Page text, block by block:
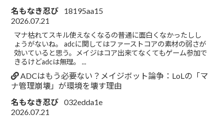
名もなき忍び
18195aa15
2026.07.21
マナ枯れてスキル使えなくなるの普通に面白くなかったしし
ょうがないね。 adcに関してはファーストコアの素材の弱さが
効いていると思う。メイジはコア出来てなくてもゲーム参加で
きるけどadcは無理。 ...
ADCはもう必要ない？メイジボット論争：LoLの「マ
ナ管理崩壊」が環境を壊す理由
名もなき忍び 032edda1e
2026.07.21